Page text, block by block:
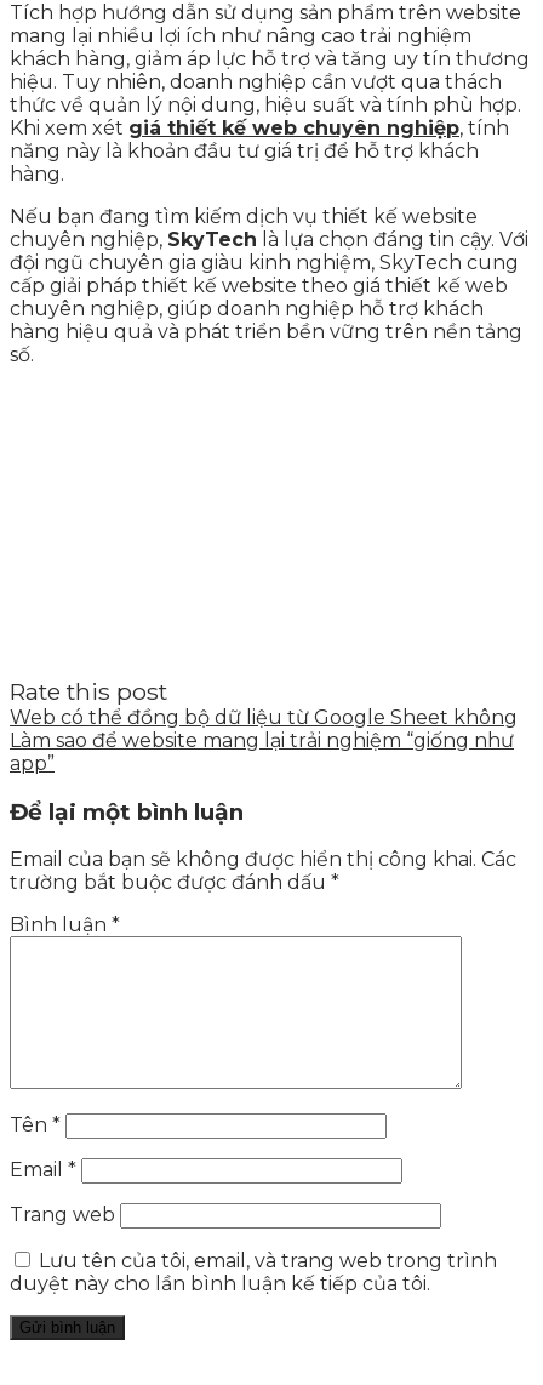
Tích hợp hướng dẫn sử dụng sản phẩm trên website
mang lại nhiều lợi ích như nâng cao trải nghiệm
khách hàng, giảm áp lực hỗ trợ và tăng uy tín thương
hiệu. Tuy nhiên, doanh nghiệp cần vượt qua thách
thức về quản lý nội dung, hiệu suất và tính phù hợp.
Khi xem xét giá thiết kế web chuyên nghiệp, tính
năng này là khoản đầu tư giá trị để hỗ trợ khách
hàng.
Nếu bạn đang tìm kiếm dịch vụ thiết kế website
chuyên nghiệp, SkyTech là lựa chọn đáng tin cậy. Với
đội ngũ chuyên gia giàu kinh nghiệm, SkyTech cung
cấp giải pháp thiết kế website theo giá thiết kế web
chuyên nghiệp, giúp doanh nghiệp hỗ trợ khách
hàng hiệu quả và phát triển bền vững trên nền tảng
số.
Rate this post
Web có thể đồng bộ dữ liệu từ Google Sheet không
Làm sao để website mang lại trải nghiệm “giống như
app”
Để lại một bình luận
Email của bạn sẽ không được hiển thị công khai. Các
trường bắt buộc được đánh dấu *
Bình luận *
Tên *
Email *
Trang web
Lưu tên của tôi, email, và trang web trong trình
duyệt này cho lần bình luận kế tiếp của tôi.